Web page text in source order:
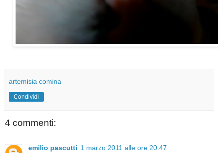
artemisia comina
Condividi
4 commenti:
emilio pascutti 1 marzo 2011 alle ore 20:47